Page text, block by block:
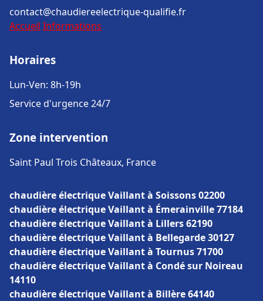
contact@chaudiereelectrique-qualifie.fr
Accueil Informations
Horaires
Lun-Ven: 8h-19h
Service d'urgence 24/7
Zone intervention
Saint Paul Trois Châteaux, France
chaudière électrique Vaillant à Soissons 02200
chaudière électrique Vaillant à Émerainville 77184
chaudière électrique Vaillant à Lillers 62190
chaudière électrique Vaillant à Bellegarde 30127
chaudière électrique Vaillant à Tournus 71700
chaudière électrique Vaillant à Condé sur Noireau
14110
chaudière électrique Vaillant à Billère 64140